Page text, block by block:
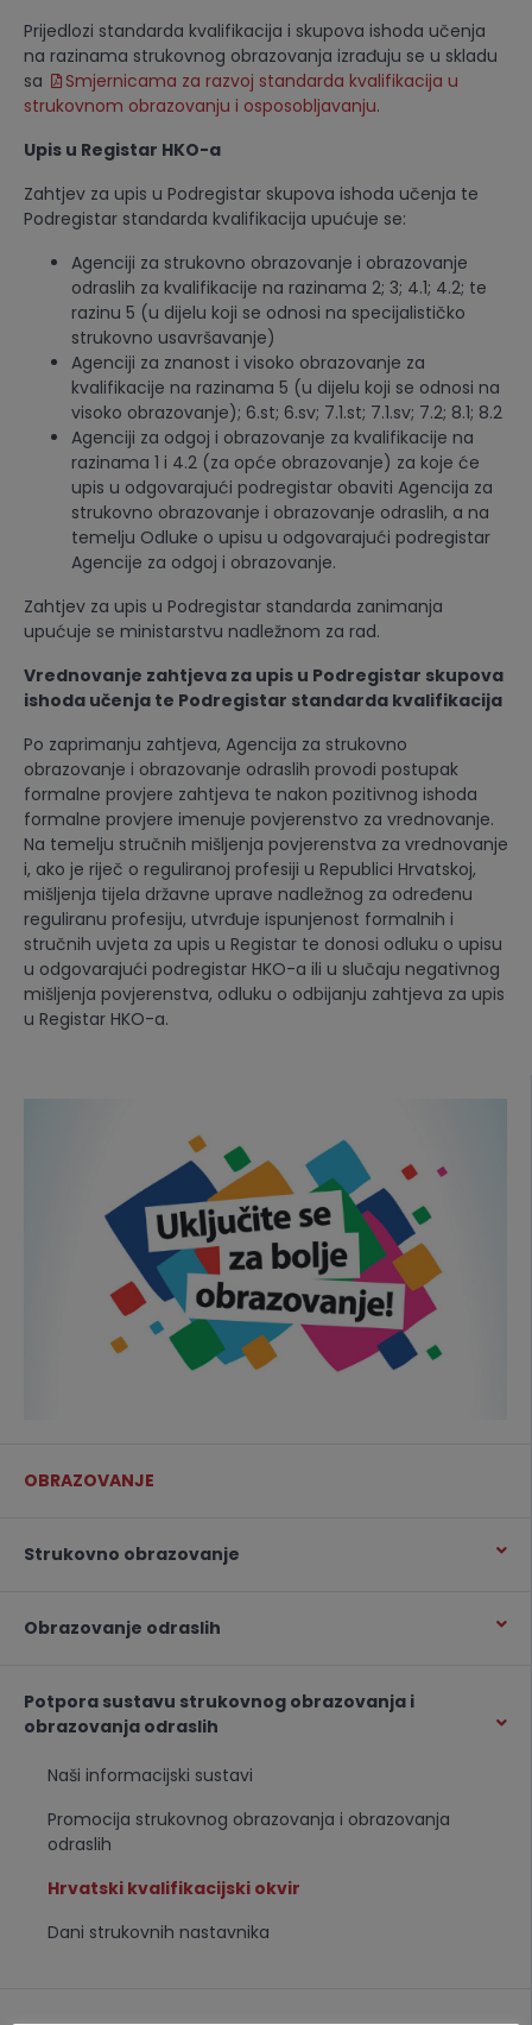
Prijedlozi standarda kvalifikacija i skupova ishoda učenja
na razinama strukovnog obrazovanja izrađuju se u skladu
sa
Smjernicama za razvoj standarda kvalifikacija u
strukovnom obrazovanju i osposobljavanju.
Upis u Registar HKO-a
Zahtjev za upis u Podregistar skupova ishoda učenja te
Podregistar standarda kvalifikacija upućuje se:
Agenciji za strukovno obrazovanje i obrazovanje
odraslih za kvalifikacije na razinama 2; 3; 4.1; 4.2; te
razinu 5 (u dijelu koji se odnosi na specijalističko
strukovno usavršavanje)
Agenciji za znanost i visoko obrazovanje za
kvalifikacije na razinama 5 (u dijelu koji se odnosi na
visoko obrazovanje); 6.st; 6.sv; 7.1.st; 7.1.sv; 7.2; 8.1; 8.2
Agenciji za odgoj i obrazovanje za kvalifikacije na
razinama 1 i 4.2 (za opće obrazovanje) za koje će
upis u odgovarajući podregistar obaviti Agencija za
strukovno obrazovanje i obrazovanje odraslih, a na
temelju Odluke o upisu u odgovarajući podregistar
Agencije za odgoj i obrazovanje.
Zahtjev za upis u Podregistar standarda zanimanja
upućuje se ministarstvu nadležnom za rad.
Vrednovanje zahtjeva za upis u Podregistar skupova
ishoda učenja te Podregistar standarda kvalifikacija
Po zaprimanju zahtjeva, Agencija za strukovno
obrazovanje i obrazovanje odraslih provodi postupak
formalne provjere zahtjeva te nakon pozitivnog ishoda
formalne provjere imenuje povjerenstvo za vrednovanje.
Na temelju stručnih mišljenja povjerenstva za vrednovanje
i, ako je riječ o reguliranoj profesiji u Republici Hrvatskoj,
mišljenja tijela državne uprave nadležnog za određenu
reguliranu profesiju, utvrđuje ispunjenost formalnih i
stručnih uvjeta za upis u Registar te donosi odluku o upisu
u odgovarajući podregistar HKO-a ili u slučaju negativnog
mišljenja povjerenstva, odluku o odbijanju zahtjeva za upis
u Registar HKO-a.
OBRAZOVANJE
Strukovno obrazovanje
Obrazovanje odraslih
Potpora sustavu strukovnog obrazovanja i
obrazovanja odraslih
Naši informacijski sustavi
Promocija strukovnog obrazovanja i obrazovanja
odraslih
Hrvatski kvalifikacijski okvir
Dani strukovnih nastavnika